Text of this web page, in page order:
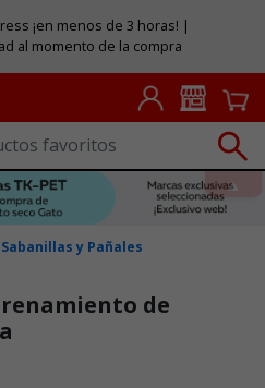
¡en menos de 3 horas! |
al momento de la compra
Sabanillas y Pañales
de